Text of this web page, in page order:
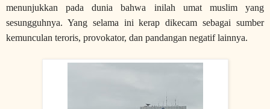
menunjukkan pada dunia bahwa inilah umat muslim yang
sesungguhnya. Yang selama ini kerap dikecam sebagai sumber
kemunculan teroris, provokator, dan pandangan negatif lainnya.